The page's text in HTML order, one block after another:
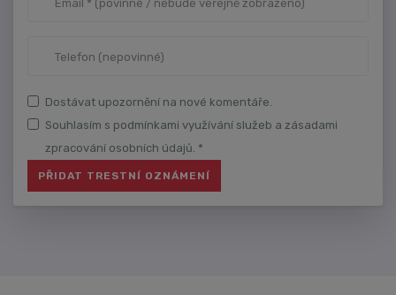
Dostávat upozornění na nové komentáře.
Souhlasím s podmínkami využívání služeb a zásadami
zpracování osobních údajů. *